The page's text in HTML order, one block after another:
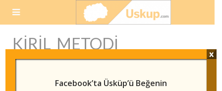
KIRIL METODI
ÜNIVERSITESI
ÜCRETLERI
Facebook’ta Üsküp’ü Beğenin
x